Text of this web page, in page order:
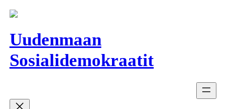
Siirry
Uudenmaan
Sosialidemokraatit